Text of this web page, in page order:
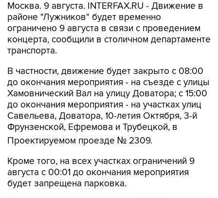
Москва. 9 августа. INTERFAX.RU - Движение в
районе "Лужников" будет временно
ограничено 9 августа в связи с проведением
концерта, сообщили в столичном департаменте
транспорта.
В частности, движение будет закрыто с 08:00
до окончания мероприятия - на съезде с улицы
Хамовнический Вал на улицу Доватора; с 15:00
до окончания мероприятия - на участках улиц
Савельева, Доватора, 10-летия Октября, 3-й
Фрунзенской, Ефремова и Трубецкой, в
Проектируемом проезде № 2309.
Кроме того, на всех участках ограничений 9
августа с 00:01 до окончания мероприятия
будет запрещена парковка.